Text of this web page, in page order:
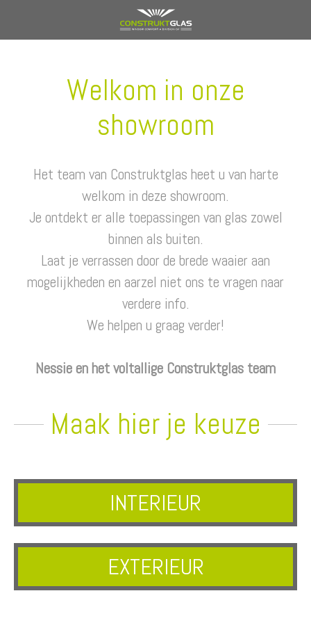
Welkom in onze
showroom
Het team van Construktglas heet u van harte
welkom in deze showroom.
Je ontdekt er alle toepassingen van glas zowel
binnen als buiten.
Laat je verrassen door de brede waaier aan
mogelijkheden en aarzel niet ons te vragen naar
verdere info.
We helpen u graag verder!
Nessie en het voltallige Construktglas team
Maak hier je keuze
INTERIEUR
EXTERIEUR